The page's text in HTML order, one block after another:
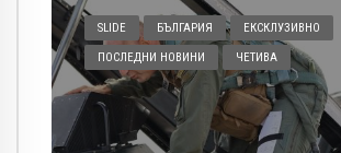
SLIDE БЪЛГАРИЯ ЕКСКЛУЗИВНО
ПОСЛЕДНИ НОВИНИ ЧЕТИВА